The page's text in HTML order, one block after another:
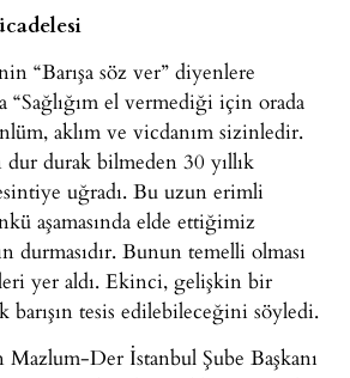
“Barışa söz ver” diyenlere
“Sağlığım el vermediği için orada
aklım ve vicdanım sizinledir.
dur durak bilmeden 30 yıllık
uğradı. Bu uzun erimli
aşamasında elde ettiğimiz
durmasıdır. Bunun temelli olması
yer aldı. Ekinci, gelişkin bir
barışın tesis edilebileceğini söyledi.
Mazlum-Der İstanbul Şube Başkanı